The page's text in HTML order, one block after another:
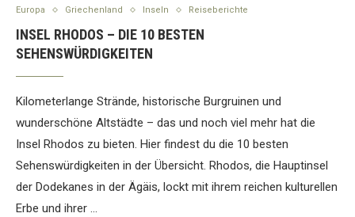
Europa Griechenland Inseln Reiseberichte
INSEL RHODOS – DIE 10 BESTEN
SEHENSWÜRDIGKEITEN
Kilometerlange Strände, historische Burgruinen und
wunderschöne Altstädte – das und noch viel mehr hat die
Insel Rhodos zu bieten. Hier findest du die 10 besten
Sehenswürdigkeiten in der Übersicht. Rhodos, die Hauptinsel
der Dodekanes in der Ägäis, lockt mit ihrem reichen kulturellen
Erbe und ihrer …